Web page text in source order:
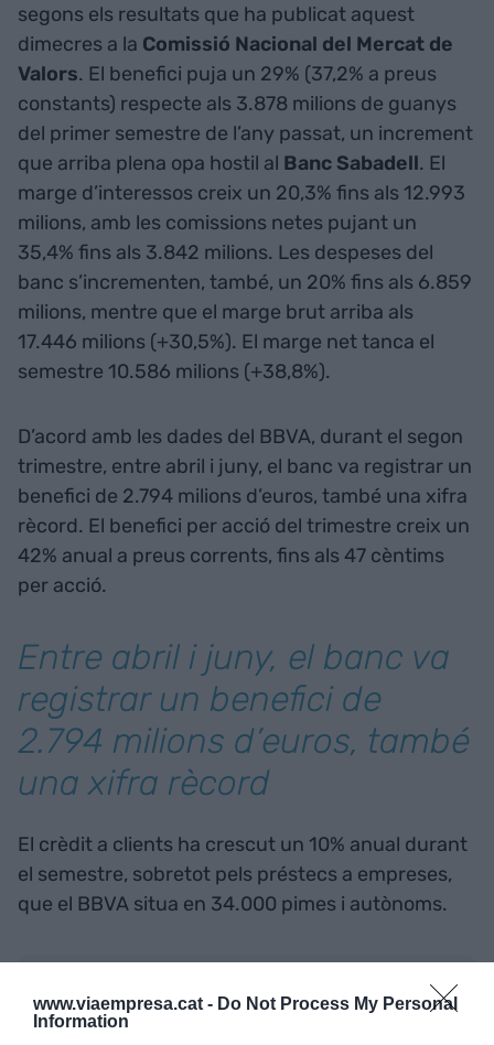
www.viaempresa.cat - Do Not Process My Personal
Information
segons els resultats que ha publicat aquest
dimecres a la Comissió Nacional del Mercat de
Valors. El benefici puja un 29% (37,2% a preus
constants) respecte als 3.878 milions de guanys
del primer semestre de l’any passat, un increment
que arriba plena opa hostil al Banc Sabadell. El
marge d’interessos creix un 20,3% fins als 12.993
milions, amb les comissions netes pujant un
35,4% fins als 3.842 milions. Les despeses del
banc s’incrementen, també, un 20% fins als 6.859
milions, mentre que el marge brut arriba als
17.446 milions (+30,5%). El marge net tanca el
semestre 10.586 milions (+38,8%).
D’acord amb les dades del BBVA, durant el segon
trimestre, entre abril i juny, el banc va registrar un
benefici de 2.794 milions d’euros, també una xifra
rècord. El benefici per acció del trimestre creix un
42% anual a preus corrents, fins als 47 cèntims
per acció.
Entre abril i juny, el banc va
registrar un benefici de
2.794 milions d’euros, també
una xifra rècord
El crèdit a clients ha crescut un 10% anual durant
el semestre, sobretot pels préstecs a empreses,
que el BBVA situa en 34.000 pimes i autònoms.
com a font preferida de
Google de forma gratuïta
Estigues informat amb les últimes notícies d'actualitat